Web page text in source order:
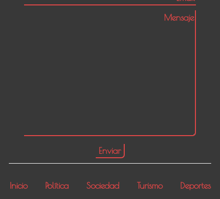
Inicio Política Sociedad Turismo
Deportes